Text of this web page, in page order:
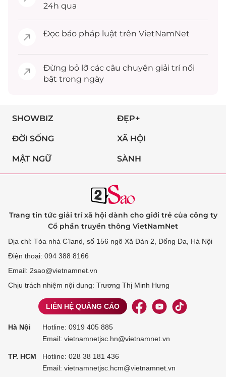
24h qua
Đọc báo pháp luật trên VietNamNet
Đừng bỏ lỡ các câu chuyện giải trínổi
bật trong ngày
SHOWBIZ ĐẸP+
ĐỜI SỐNG XÃ HỘI
MẬT NGỮ SÀNH
Trang tin tức giải trí xã hội dành cho giới trẻ của công ty
Cổ phần truyền thông VietNamNet
Địa chỉ: Tòa nhà C’land, số 156 ngõ Xã Đàn 2, Đống Đa, Hà Nội
Điện thoại: 094 388 8166
Email: 2sao@vietnamnet.vn
Chịu trách nhiệm nội dung: Trương Thị Minh Hưng
LIÊN HỆ QUẢNG CÁO
Hà Nội Hotline: 0919 405 885
Email: vietnamnetjsc.hn@vietnamnet.vn
TP. HCM Hotline: 028 38 181 436
Email: vietnamnetjsc.hcm@vietnamnet.vn